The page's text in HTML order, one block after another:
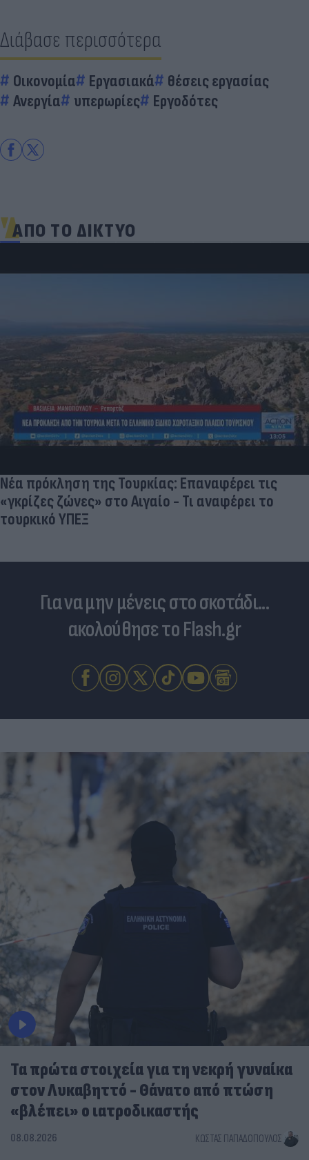
Διάβασε περισσότερα
Οικονομία Εργασιακά
θέσεις εργασίας
Ανεργία
υπερωρίες Εργοδότες
ΑΠΟ ΤΟ ΔΙΚΤΥΟ
Νέα πρόκληση της Τουρκίας: Επαναφέρει τις
«γκρίζες ζώνες» στο Αιγαίο - Τι αναφέρει το
τουρκικό ΥΠΕΞ
Για να μην μένεις στο σκοτάδι...
ακολούθησε το Flash.gr
Τα πρώτα στοιχεία για τη νεκρή γυναίκα
στον Λυκαβηττό - Θάνατο από πτώση
«βλέπει» ο ιατροδικαστής
08.08.2026 ΚΏΣΤΑΣ ΠΑΠΑΔΌΠΟΥΛΟΣ